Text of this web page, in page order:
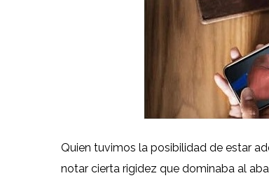
Quien tuvimos la posibilidad de estar
notar cierta rigidez que dominaba al